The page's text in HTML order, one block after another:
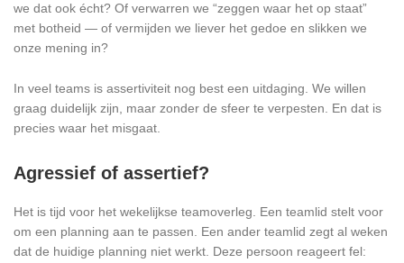
we dat ook écht? Of verwarren we “zeggen waar het op staat”
met botheid — of vermijden we liever het gedoe en slikken we
onze mening in?
In veel teams is assertiviteit nog best een uitdaging. We willen
graag duidelijk zijn, maar zonder de sfeer te verpesten. En dat is
precies waar het misgaat.
Agressief of assertief?
Het is tijd voor het wekelijkse teamoverleg. Een teamlid stelt voor
om een planning aan te passen. Een ander teamlid zegt al weken
dat de huidige planning niet werkt. Deze persoon reageert fel: